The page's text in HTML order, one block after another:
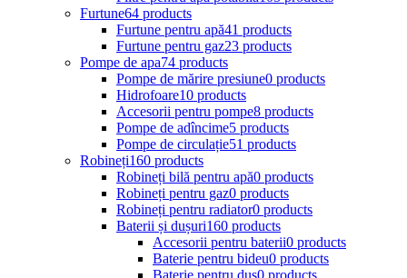
Furtune64 products
Furtune pentru apă41 products
Furtune pentru gaz23 products
Pompe de apa74 products
Pompe de mărire presiune0 products
Hidrofoare10 products
Accesorii pentru pompe8 products
Pompe de adîncime5 products
Pompe de circulație51 products
Robineți160 products
Robineți bilă pentru apă0 products
Robineți pentru gaz0 products
Robineți pentru radiator0 products
Baterii și dușuri160 products
Accesorii pentru baterii0 products
Baterie pentru bideu0 products
Baterie pentru duș0 products